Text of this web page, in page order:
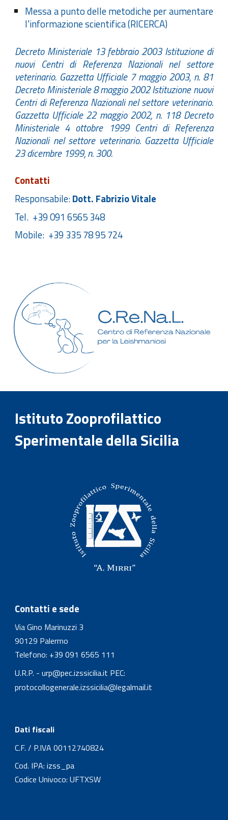
Messa a punto delle metodiche per aumentare
l'informazione scientifica (RICERCA)
Decreto Ministeriale 13 febbraio 2003 Istituzione di
nuovi Centri di Referenza Nazionali nel settore
veterinario. Gazzetta Ufficiale 7 maggio 2003, n. 81
Decreto Ministeriale 8 maggio 2002 Istituzione nuovi
Centri di Referenza Nazionali nel settore veterinario.
Gazzetta Ufficiale 22 maggio 2002, n. 118 Decreto
Ministeriale 4 ottobre 1999 Centri di Referenza
Nazionali nel settore veterinario. Gazzetta Ufficiale
23 dicembre 1999, n. 300.
Contatti
Responsabile:Dott. Fabrizio Vitale
Tel. +39 091 6565 348
Mobile: +39 335 78 95 724
Istituto Zooprofilattico
Sperimentale della Sicilia
Contatti e sede
Via Gino Marinuzzi 3
90129 Palermo
Telefono: +39 091 6565 111
U.R.P. - urp@pec.izssicilia.it PEC:
protocollogenerale.izssicilia@legalmail.it
Dati fiscali
C.F. / P.IVA 00112740824
Cod. IPA:izss_pa
Codice Univoco: UFTXSW